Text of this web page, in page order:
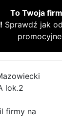
To Twoja
Sprawdź jak
lok.2
firmy na